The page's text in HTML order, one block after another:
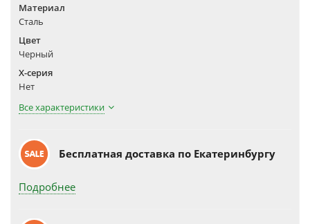
Материал
Сталь
Цвет
Черный
X-серия
Нет
Все характеристики
Бесплатная доставка по Екатеринбургу
Подробнее